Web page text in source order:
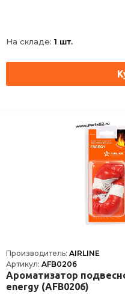
На складе: 1 шт.
Производитель: AIRLINE
Артикул: AFB0206
Ароматизатор
energy (AFB0206)